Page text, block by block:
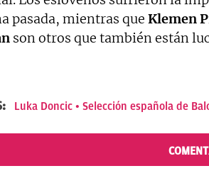
pasada, mientras que Klemen
son otros que también están
Luka Doncic Selección española de